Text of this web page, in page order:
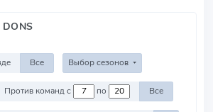
DONS
Все Выбор сезонов
Против команд с по Все